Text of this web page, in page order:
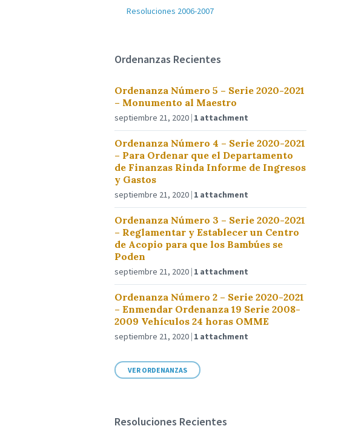
Resoluciones 2006-2007
Ordenanzas Recientes
Ordenanza Número 5 – Serie 2020-2021
– Monumento al Maestro
septiembre 21, 2020 1 attachment
Ordenanza Número 4 – Serie 2020-2021
– Para Ordenar que el Departamento
de Finanzas Rinda Informe de Ingresos
y Gastos
septiembre 21, 2020 1 attachment
Ordenanza Número 3 – Serie 2020-2021
– Reglamentar y Establecer un Centro
de Acopio para que los Bambúes se
Poden
septiembre 21, 2020 1 attachment
Ordenanza Número 2 – Serie 2020-2021
– Enmendar Ordenanza 19 Serie 2008-
2009 Vehículos 24 horas OMME
septiembre 21, 2020 1 attachment
VER ORDENANZAS
Resoluciones Recientes